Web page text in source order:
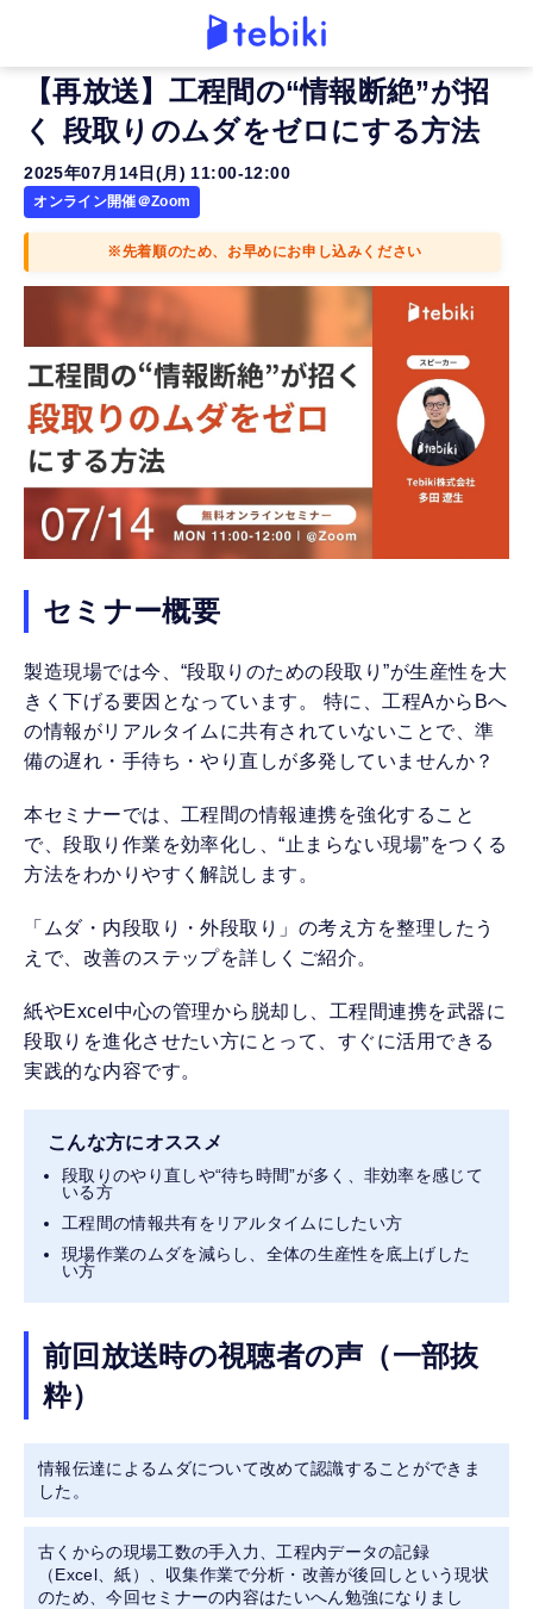
【再放送】工程間の“情報断絶”が招
く 段取りのムダをゼロにする方法
2025年07月14日(月) 11:00-12:00
オンライン開催＠Zoom
※先着順のため、お早めにお申し込みください
セミナー概要
製造現場では今、“段取りのための段取り”が生産性を大
きく下げる要因となっています。 特に、工程AからBへ
の情報がリアルタイムに共有されていないことで、準
備の遅れ・手待ち・やり直しが多発していませんか？
本セミナーでは、工程間の情報連携を強化すること
で、段取り作業を効率化し、“止まらない現場”をつくる
方法をわかりやすく解説します。
「ムダ・内段取り・外段取り」の考え方を整理したう
えで、改善のステップを詳しくご紹介。
紙やExcel中心の管理から脱却し、工程間連携を武器に
段取りを進化させたい方にとって、すぐに活用できる
実践的な内容です。
こんな方にオススメ
段取りのやり直しや“待ち時間”が多く、非効率を感じて
いる方
工程間の情報共有をリアルタイムにしたい方
現場作業のムダを減らし、全体の生産性を底上げした
い方
前回放送時の視聴者の声（一部抜
粋）
情報伝達によるムダについて改めて認識することができま
した。
古くからの現場工数の手入力、工程内データの記録
（Excel、紙）、収集作業で分析・改善が後回しという現状
のため、今回セミナーの内容はたいへん勉強になりまし